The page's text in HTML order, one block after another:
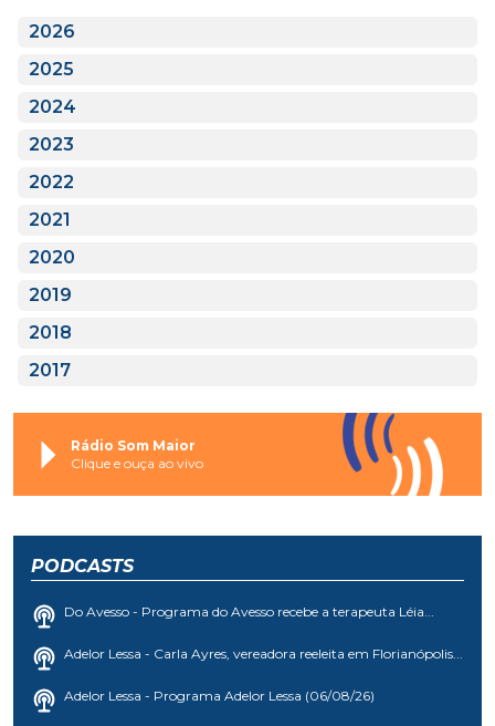
2026
2025
2024
2023
2022
2021
2020
2019
2018
2017
Rádio Som Maior
Clique e ouça ao vivo
PODCASTS
Do Avesso - Programa do Avesso recebe a terapeuta Léia...
Adelor Lessa - Carla Ayres, vereadora reeleita em Florianópolis...
Adelor Lessa - Programa Adelor Lessa (06/08/26)